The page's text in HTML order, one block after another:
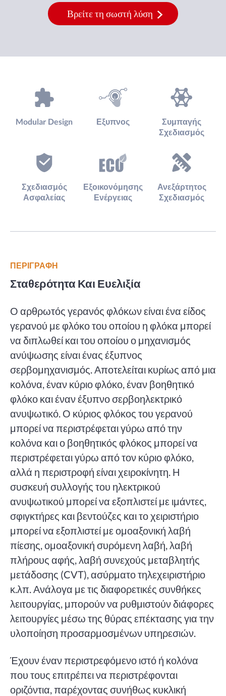
Βρείτε τη σωστή λύση
Modular Design Εξυπνος
Συμπαγής
Σχεδιασμός
Σχεδιασμός
Ασφαλείας
Εξοικονόμησης
Ενέργειας
Ανεξάρτητος
Σχεδιασμός
ΠΕΡΙΓΡΑΦΗ
Σταθερότητα Και Ευελιξία
Ο αρθρωτός γερανός φλόκων είναι ένα είδος
γερανού με φλόκο του οποίου η φλόκα μπορεί
να διπλωθεί και του οποίου ο μηχανισμός
ανύψωσης είναι ένας έξυπνος
σερβομηχανισμός. Αποτελείται κυρίως από μια
κολόνα, έναν κύριο φλόκο, έναν βοηθητικό
φλόκο και έναν έξυπνο σερβοηλεκτρικό
ανυψωτικό. Ο κύριος φλόκος του γερανού
μπορεί να περιστρέφεται γύρω από την
κολόνα και ο βοηθητικός φλόκος μπορεί να
περιστρέφεται γύρω από τον κύριο φλόκο,
αλλά η περιστροφή είναι χειροκίνητη. Η
συσκευή συλλογής του ηλεκτρικού
ανυψωτικού μπορεί να εξοπλιστεί με ιμάντες,
σφιγκτήρες και βεντούζες και το χειριστήριο
μπορεί να εξοπλιστεί με ομοαξονική λαβή
πίεσης, ομοαξονική συρόμενη λαβή, λαβή
πλήρους αφής, λαβή συνεχούς μεταβλητής
μετάδοσης (CVT), ασύρματο τηλεχειριστήριο
κ.λπ. Ανάλογα με τις διαφορετικές συνθήκες
λειτουργίας, μπορούν να ρυθμιστούν διάφορες
λειτουργίες μέσω της θύρας επέκτασης για την
υλοποίηση προσαρμοσμένων υπηρεσιών.
Έχουν έναν περιστρεφόμενο ιστό ή κολόνα
που τους επιτρέπει να περιστρέφονται
οριζόντια, παρέχοντας συνήθως κυκλική